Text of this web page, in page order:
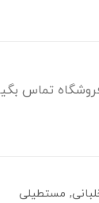
تماس
مستطیلی